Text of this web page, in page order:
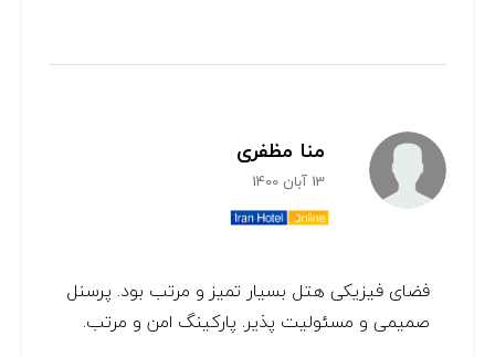
منا مظفری
13 آبان 1400
فضای فیزیکی هتل بسیار تمیز و مرتب بود. پرسنل
صمیمی و مسئولیت پذیر. پارکینگ امن و مرتب.